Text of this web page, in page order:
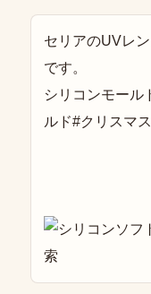
セリアのUVレ
です。
シリコンモール
ルド#クリスマス